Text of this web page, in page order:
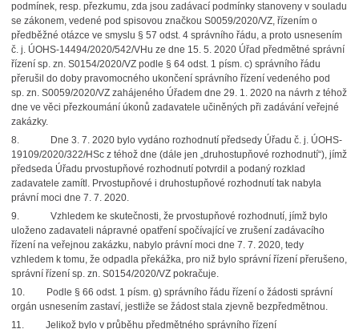
podmínek, resp. přezkumu, zda jsou zadávací podmínky stanoveny v souladu
se zákonem, vedené pod spisovou značkou S0059/2020/VZ, řízením o
předběžné otázce ve smyslu § 57 odst. 4 správního řádu, a proto usnesením
č. j. ÚOHS-14494/2020/542/VHu ze dne 15. 5. 2020 Úřad předmětné správní
řízení sp. zn. S0154/2020/VZ podle § 64 odst. 1 písm. c) správního řádu
přerušil do doby pravomocného ukončení správního řízení vedeného pod
sp. zn. S0059/2020/VZ zahájeného Úřadem dne 29. 1. 2020 na návrh z téhož
dne ve věci přezkoumání úkonů zadavatele učiněných při zadávání veřejné
zakázky.
8.
Dne 3. 7. 2020 bylo vydáno rozhodnutí předsedy Úřadu č. j. ÚOHS-
19109/2020/322/HSc z téhož dne (dále jen „druhostupňové rozhodnutí“), jímž
předseda Úřadu prvostupňové rozhodnutí potvrdil a podaný rozklad
zadavatele zamítl. Prvostupňové i druhostupňové rozhodnutí tak nabyla
právní moci dne 7. 7. 2020.
9.
Vzhledem ke skutečnosti, že prvostupňové rozhodnutí, jímž bylo
uloženo zadavateli nápravné opatření spočívající ve zrušení zadávacího
řízení na veřejnou zakázku, nabylo právní moci dne 7. 7. 2020, tedy
vzhledem k tomu, že odpadla překážka, pro niž bylo správní řízení přerušeno,
správní řízení sp. zn. S0154/2020/VZ pokračuje.
10.
Podle § 66 odst. 1 písm. g) správního řádu řízení o žádosti správní
orgán usnesením zastaví, jestliže se žádost stala zjevně bezpředmětnou.
11.
Jelikož bylo v průběhu předmětného správního řízení